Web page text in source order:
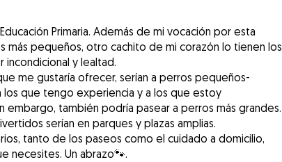
Primaria. Además de mi vocación por esta
más pequeños, otro cachito de mi corazón lo tienen los
incondicional y lealtad.
me gustaría ofrecer, serían a perros pequeños-
los que tengo experiencia y a los que estoy
embargo, también podría pasear a perros más grandes.
serían en parques y plazas amplias.
tanto de los paseos como el cuidado a domicilio,
necesites. Un abrazo🐾.